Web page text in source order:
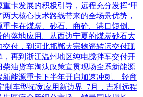
卡发展的积极引导，远程充分发挥“甲
两大核心技术路线带来的全场景优势，
卡在煤炭、砂石、商砼、港口短倒、
的落地应用。从西边宁夏的煤炭砂石大
交付，到河北邯郸大宗物资转运交付现
，再到浙江温州地区纯电搅拌车交付开
柴油货车淘汰政策宣贯现场全系新能源
新能源重卡下半年开启加速冲刺。 轻商
制车型拓宽应用新边界 7月，吉利远程